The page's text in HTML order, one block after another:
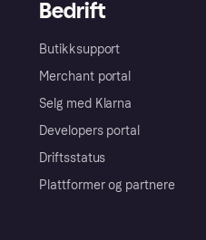
Bedrift
Butikksupport
Merchant portal
Selg med Klarna
Developers portal
Driftsstatus
Plattformer og partnere